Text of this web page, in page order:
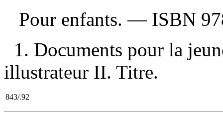
Pour enfants. — ISBN
1. Documents pour la
illustrateur II. Titre.
843/.92